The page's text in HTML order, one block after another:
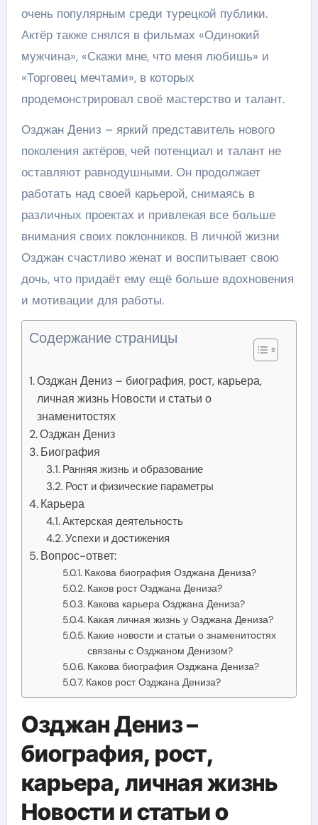
очень популярным среди турецкой публики.
Актёр также снялся в фильмах «Одинокий
мужчина», «Скажи мне, что меня любишь» и
«Торговец мечтами», в которых
продемонстрировал своё мастерство и талант.
Озджан Дениз – яркий представитель нового
поколения актёров, чей потенциал и талант не
оставляют равнодушными. Он продолжает
работать над своей карьерой, снимаясь в
различных проектах и привлекая все больше
внимания своих поклонников. В личной жизни
Озджан счастливо женат и воспитывает свою
дочь, что придаёт ему ещё больше вдохновения
и мотивации для работы.
Содержание страницы
Озджан Дениз – биография, рост, карьера,
личная жизнь Новости и статьи о
знаменитостях
Озджан Дениз
Биография
Ранняя жизнь и образование
Рост и физические параметры
Карьера
Актерская деятельность
Успехи и достижения
Вопрос-ответ:
Какова биография Озджана Дениза?
Каков рост Озджана Дениза?
Какова карьера Озджана Дениза?
Какая личная жизнь у Озджана Дениза?
Какие новости и статьи о знаменитостях
связаны с Озджаном Денизом?
Какова биография Озджана Дениза?
Каков рост Озджана Дениза?
Озджан Дениз –
биография, рост,
карьера, личная жизнь
Новости и статьи о